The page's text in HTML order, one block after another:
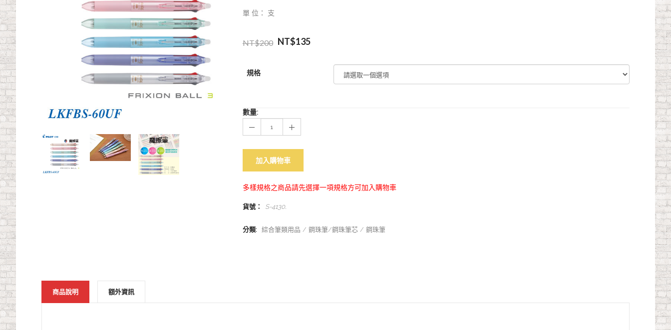
單 位： 支
NT$200 NT$135
規格
數量:
加入購物車
多樣規格之商品請先選擇一項規格方可加入購物車
貨號： S-4130.
分類: 綜合筆類用品 鋼珠筆/鋼珠筆芯 鋼珠筆
商品說明 額外資訊